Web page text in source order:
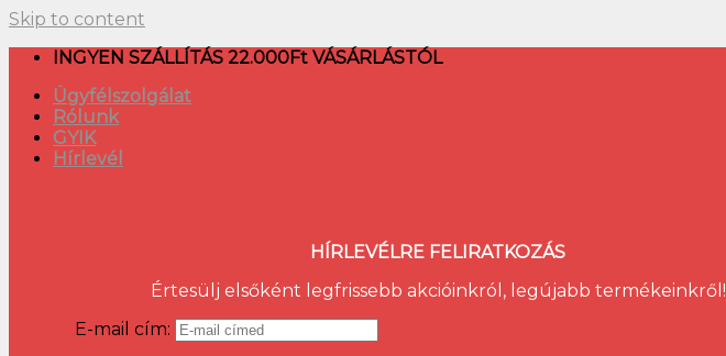
Skip to content
INGYEN SZÁLLÍTÁS 22.000Ft VÁSÁRLÁSTÓL
Ügyfélszolgálat
Rólunk
GYIK
Hírlevél
HÍRLEVÉLRE FELIRATKOZÁS
Értesülj elsőként legfrissebb akcióinkról, legújabb termékeinkről!
E-mail cím: